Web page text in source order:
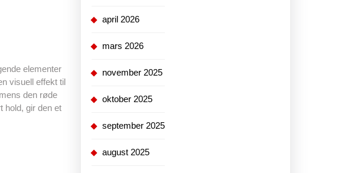
elementer
visuell effekt til
den røde
hold, gir den et
april 2026
mars 2026
november 2025
oktober 2025
september 2025
august 2025